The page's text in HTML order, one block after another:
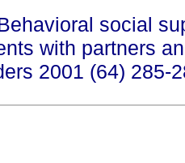
social
with partners
2001 (64) 285-